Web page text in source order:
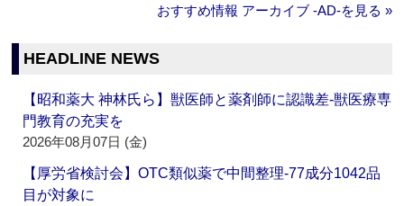
おすすめ情報 アーカイブ ‐AD‐を見る »
HEADLINE NEWS
【昭和薬大 神林氏ら】獣医師と薬剤師に認識差‐獣医療専
門教育の充実を
2026年08月07日 (金)
【厚労省検討会】OTC類似薬で中間整理‐77成分1042品
目が対象に